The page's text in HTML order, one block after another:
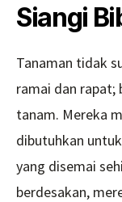
Siangi
Tanaman tidak
ramai dan rapat;
tanam. Mereka
dibutuhkan
yang disemai
berdesakan,